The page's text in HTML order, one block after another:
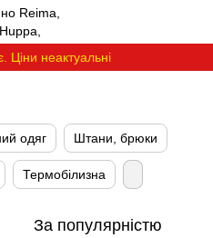
неактуальні
одяг Штани, брюки
Термобілизна
За популярністю